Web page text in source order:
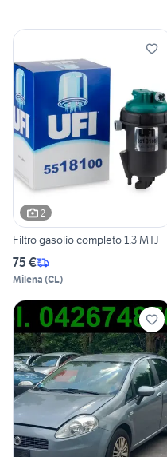
2
Filtro gasolio completo 1.3 MTJ
75 €
Milena (CL)